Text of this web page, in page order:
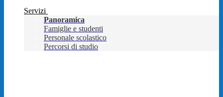
Servizi
Panoramica
Famiglie e studenti
Personale scolastico
Percorsi di studio